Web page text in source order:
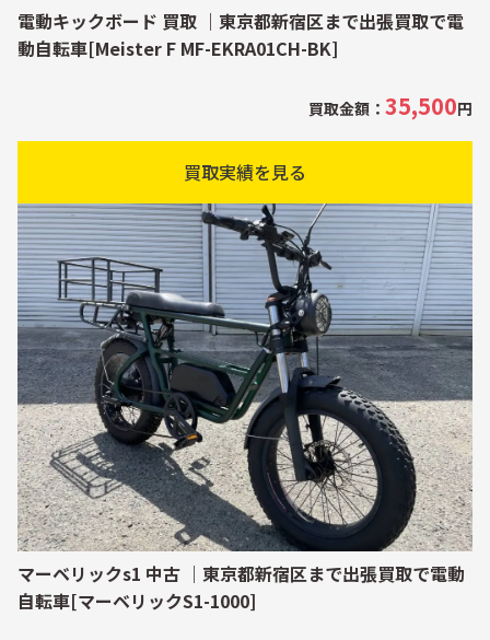
電動キックボード 買取 ｜東京都新宿区まで出張買取で電
動自転車[Meister F MF-EKRA01CH-BK]
買取金額： 35,500円
買取実績を見る
マーベリックs1 中古 ｜東京都新宿区まで出張買取で電動
自転車[マーベリックS1-1000]